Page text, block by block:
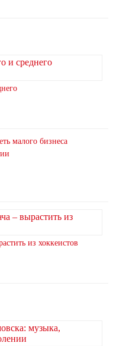
малого бизнеса
из хоккеистов